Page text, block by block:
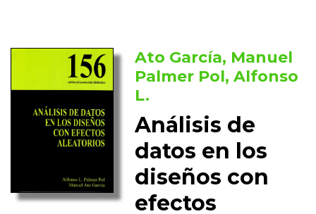
Ato García, Manuel
Palmer Pol, Alfonso
L.
Análisis de
datos en los
diseños con
efectos